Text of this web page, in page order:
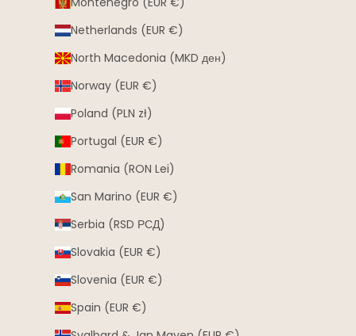
Netherlands (EUR €)
North Macedonia (MKD ден)
Norway (EUR €)
Poland (PLN zł)
Portugal (EUR €)
Romania (RON Lei)
San Marino (EUR €)
Serbia (RSD РСД)
Slovakia (EUR €)
Slovenia (EUR €)
Spain (EUR €)